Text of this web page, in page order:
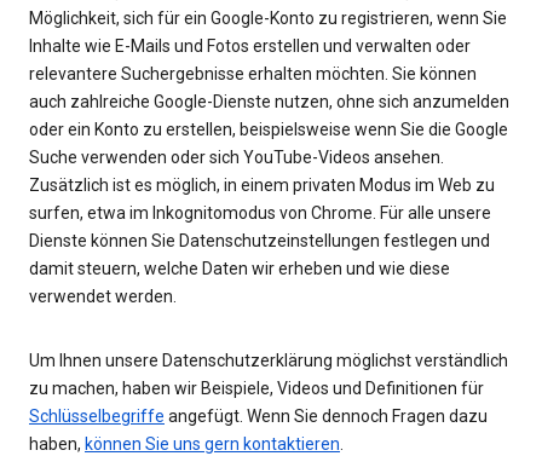
Möglichkeit, sich für ein Google-Konto zu registrieren, wenn Sie
Inhalte wie E-Mails und Fotos erstellen und verwalten oder
relevantere Suchergebnisse erhalten möchten. Sie können
auch zahlreiche Google-Dienste nutzen, ohne sich anzumelden
oder ein Konto zu erstellen, beispielsweise wenn Sie die Google
Suche verwenden oder sich YouTube-Videos ansehen.
Zusätzlich ist es möglich, in einem privaten Modus im Web zu
surfen, etwa im Inkognitomodus von Chrome. Für alle unsere
Dienste können Sie Datenschutzeinstellungen festlegen und
damit steuern, welche Daten wir erheben und wie diese
verwendet werden.
Um Ihnen unsere Datenschutzerklärung möglichst verständlich
zu machen, haben wir Beispiele, Videos und Definitionen für
Schlüsselbegriffe angefügt. Wenn Sie dennoch Fragen dazu
haben, können Sie uns gern kontaktieren.